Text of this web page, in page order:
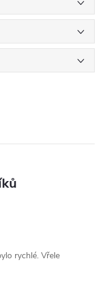
rychlé. Vřele